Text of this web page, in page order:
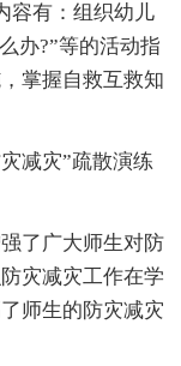
容有：组织幼儿
办?”等的活动指
掌握自救互救知
减灾”疏散演练
了广大师生对防
灾减灾工作在学
师生的防灾减灾